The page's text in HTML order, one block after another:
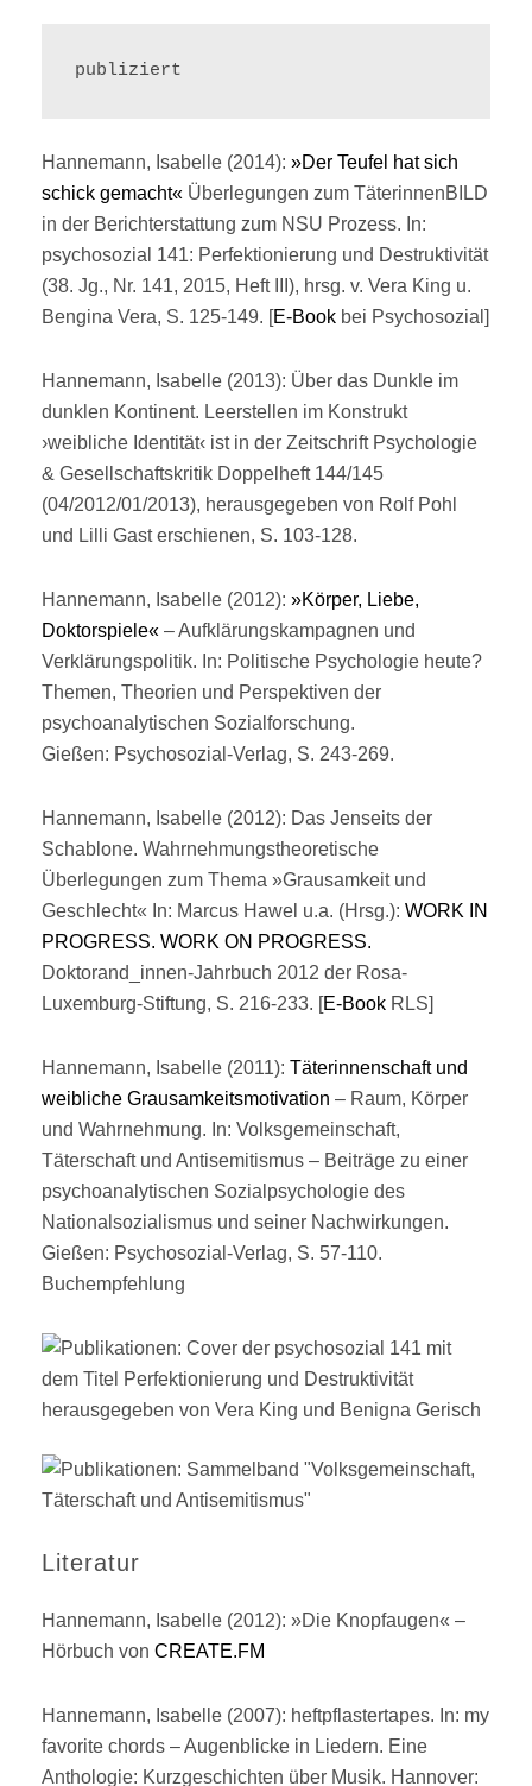
publiziert
Hannemann, Isabelle (2014): »Der Teufel hat sich
schick gemacht« Überlegungen zum TäterinnenBILD
in der Berichterstattung zum NSU Prozess. In:
psychosozial 141: Perfektionierung und Destruktivität
(38. Jg., Nr. 141, 2015, Heft III), hrsg. v. Vera King u.
Bengina Vera, S. 125-149. [E-Book bei Psychosozial]
Hannemann, Isabelle (2013): Über das Dunkle im
dunklen Kontinent. Leerstellen im Konstrukt
›weibliche Identität‹ ist in der Zeitschrift Psychologie
& Gesellschaftskritik Doppelheft 144/145
(04/2012/01/2013), herausgegeben von Rolf Pohl
und Lilli Gast erschienen, S. 103-128.
Hannemann, Isabelle (2012): »Körper, Liebe,
Doktorspiele« – Aufklärungskampagnen und
Verklärungspolitik. In: Politische Psychologie heute?
Themen, Theorien und Perspektiven der
psychoanalytischen Sozialforschung.
Gießen: Psychosozial-Verlag, S. 243-269.
Hannemann, Isabelle (2012): Das Jenseits der
Schablone. Wahrnehmungstheoretische
Überlegungen zum Thema »Grausamkeit und
Geschlecht« In: Marcus Hawel u.a. (Hrsg.): WORK IN
PROGRESS. WORK ON PROGRESS.
Doktorand_innen-Jahrbuch 2012 der Rosa-
Luxemburg-Stiftung, S. 216-233. [E-Book RLS]
Hannemann, Isabelle (2011): Täterinnenschaft und
weibliche Grausamkeitsmotivation – Raum, Körper
und Wahrnehmung. In: Volksgemeinschaft,
Täterschaft und Antisemitismus – Beiträge zu einer
psychoanalytischen Sozialpsychologie des
Nationalsozialismus und seiner Nachwirkungen.
Gießen: Psychosozial-Verlag, S. 57-110.
Buchempfehlung
Literatur
Hannemann, Isabelle (2012): »Die Knopfaugen« –
Hörbuch von CREATE.FM
Hannemann, Isabelle (2007): heftpflastertapes. In: my
favorite chords – Augenblicke in Liedern. Eine
Anthologie: Kurzgeschichten über Musik. Hannover: